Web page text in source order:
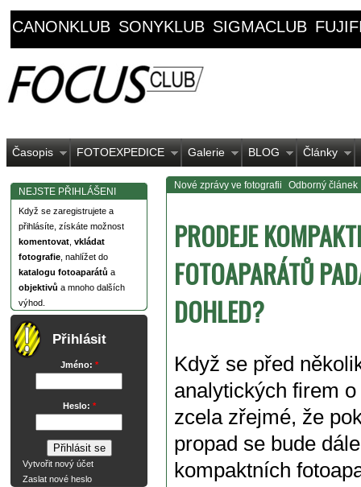
CANONKLUB SONYKLUB SIGMACLUB
Časopis FOTOEXPEDICE Galerie BLOG Články
NEJSTE PŘIHLÁŠENI
Když se zaregistrujete a
přihlásíte, získáte možnost
komentovat vkládat
fotografie , nahlížet do
katalogu fotoaparátů a
objektivů a mnoho dalších
výhod.
Přihlásit
Jméno: *
Heslo: *
Vytvořit nový účet
Zaslat nové heslo
Nové zprávy ve fotografii Odborný článek
PRODEJE
FOTOAPARÁTŮ
DOHLED?
Když se před
analytických firem
zcela zřejmé, že
propad se bude
kompaktních